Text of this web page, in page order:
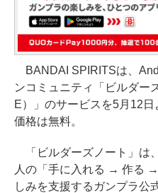
BANDAI SPIRITSは、
ンコミュニティ「ビルダー
E）」のサービスを5月12日
価格は無料。
「ビルダーズノート」は
人の「手に入れる → 作る
しみを支援するガンプラ公